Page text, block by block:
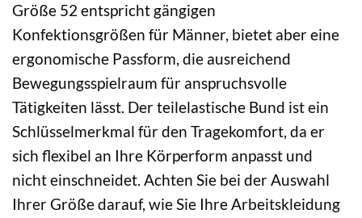
Größe 52 entspricht gängigen
Konfektionsgrößen für Männer, bietet aber eine
ergonomische Passform, die ausreichend
Bewegungsspielraum für anspruchsvolle
Tätigkeiten lässt. Der teilelastische Bund ist ein
Schlüsselmerkmal für den Tragekomfort, da er
sich flexibel an Ihre Körperform anpasst und
nicht einschneidet. Achten Sie bei der Auswahl
Ihrer Größe darauf, wie Sie Ihre Arbeitskleidung